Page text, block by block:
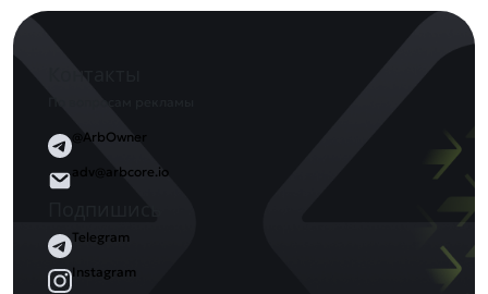
@ArbOwner
adv@arbcore.io
Telegram
Instagram